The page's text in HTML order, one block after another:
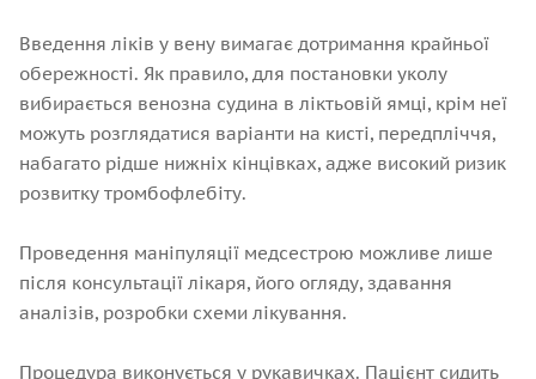
Введення ліків у вену вимагає дотримання крайньої
обережності. Як правило, для постановки уколу
вибирається венозна судина в ліктьовій ямці, крім неї
можуть розглядатися варіанти на кисті, передпліччя,
набагато рідше нижніх кінцівках, адже високий ризик
розвитку тромбофлебіту.
Проведення маніпуляції медсестрою можливе лише
після консультації лікаря, його огляду, здавання
аналізів, розробки схеми лікування.
Процедура виконується у рукавичках. Пацієнт сидить